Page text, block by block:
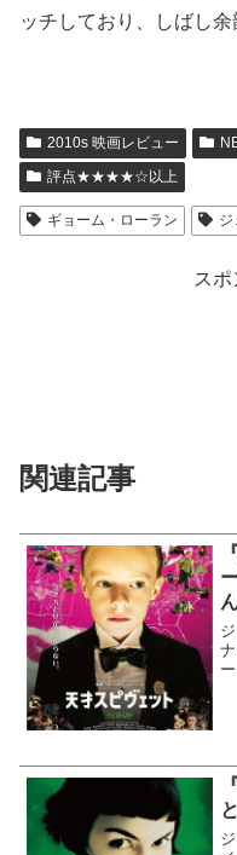
ッチしており、しばし余
2010s 映画レビュー
評点★★★★☆以上
ギョーム・ローラン ジ
スポ
関連記事
ー